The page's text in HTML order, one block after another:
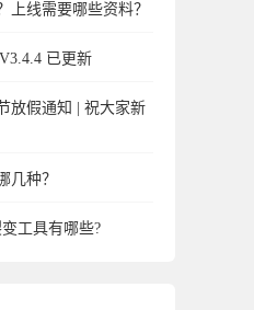
上线需要哪些资料？
已更新
放假通知 | 祝大家新
几种？
工具有哪些?